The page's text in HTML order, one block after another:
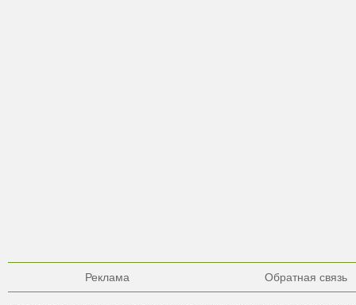
Реклама Обратная связь